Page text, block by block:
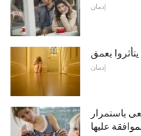
إدمان
بعمق
إدمان
باستمرار
عليها